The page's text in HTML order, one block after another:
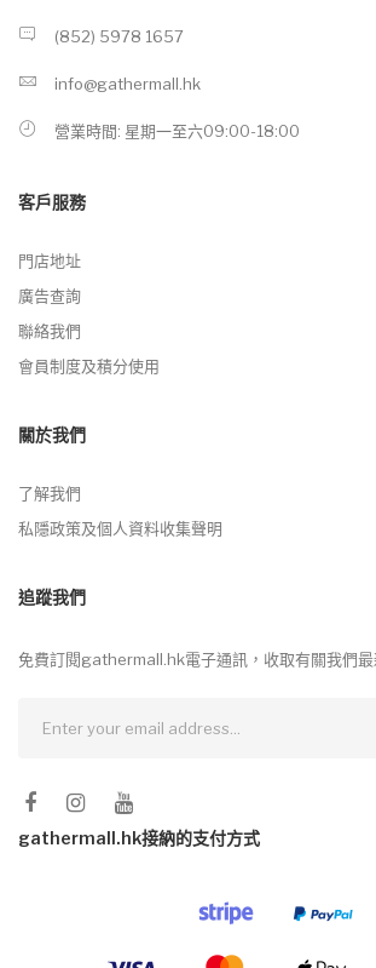
(852) 5978 1657
info@gathermall.hk
營業時間: 星期一至六09:00-18:00
客戶服務
門店地址
廣告查詢
聯絡我們
會員制度及積分使用
關於我們
了解我們
私隱政策及個人資料收集聲明
追蹤我們
免費訂閱gathermall.hk電子通訊，收取有關我們最
gathermall.hk接納的支付方式